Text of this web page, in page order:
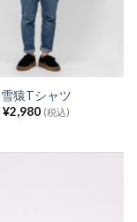
雪猿Tシャツ
¥2,980 (税込)